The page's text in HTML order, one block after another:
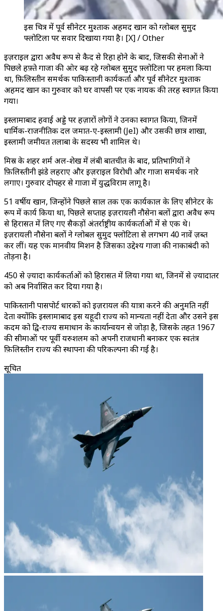
इस चित्र में पूर्व सीनेटर मुश्ताक अहमद खान को ग्लोबल सुमुद
फ्लोटिला पर सवार दिखाया गया है। [X] / Other
इज़राइल द्वारा अवैध रूप से कैद से रिहा होने के बाद, जिसकी सेनाओं ने
पिछले हफ़्ते गाजा की ओर बढ़ रहे ग्लोबल सुमुद फ़्लोटिला पर हमला किया
था, फ़िलिस्तीन समर्थक पाकिस्तानी कार्यकर्ता और पूर्व सीनेटर मुश्ताक
अहमद खान का गुरुवार को घर वापसी पर एक नायक की तरह स्वागत किया
गया।
इस्लामाबाद हवाई अड्डे पर हज़ारों लोगों ने उनका स्वागत किया, जिनमें
धार्मिक-राजनीतिक दल जमात-ए-इस्लामी (JeI) और उसकी छात्र शाखा,
इस्लामी जमीयत तलाबा के सदस्य भी शामिल थे।
मिस्र के शहर शर्म अल-शेख में लंबी बातचीत के बाद, प्रतिभागियों ने
फ़िलिस्तीनी झंडे लहराए और इज़राइल विरोधी और गाजा समर्थक नारे
लगाए। गुरुवार दोपहर से गाजा में युद्धविराम लागू है।
51 वर्षीय खान, जिन्होंने पिछले साल तक एक कार्यकाल के लिए सीनेटर के
रूप में कार्य किया था, पिछले सप्ताह इज़रायली नौसेना बलों द्वारा अवैध रूप
से हिरासत में लिए गए सैकड़ों अंतर्राष्ट्रीय कार्यकर्ताओं में से एक थे।
इज़रायली नौसेना बलों ने ग्लोबल सुमुद फ्लोटिला से लगभग 40 नावें ज़ब्त
कर लीं। यह एक मानवीय मिशन है जिसका उद्देश्य गाजा की नाकाबंदी को
तोड़ना है।
450 से ज़्यादा कार्यकर्ताओं को हिरासत में लिया गया था, जिनमें से ज़्यादातर
को अब निर्वासित कर दिया गया है।
पाकिस्तानी पासपोर्ट धारकों को इज़रायल की यात्रा करने की अनुमति नहीं
देता क्योंकि इस्लामाबाद इस यहूदी राज्य को मान्यता नहीं देता और उसने इस
कदम को द्वि-राज्य समाधान के कार्यान्वयन से जोड़ा है, जिसके तहत 1967
की सीमाओं पर पूर्वी यरुशलम को अपनी राजधानी बनाकर एक स्वतंत्र
फ़िलिस्तीन राज्य की स्थापना की परिकल्पना की गई है।
सूचित